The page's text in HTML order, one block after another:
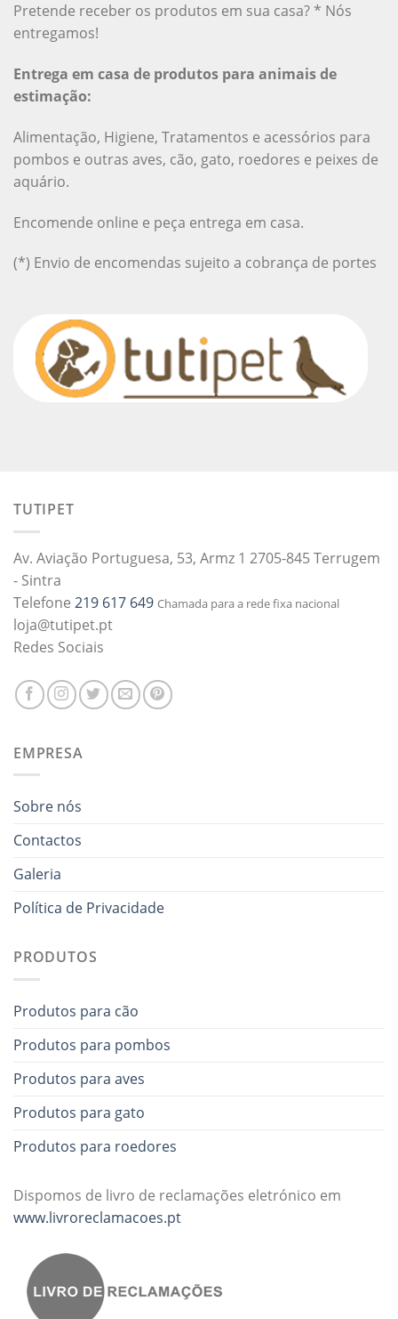
Pretende receber os produtos em sua casa? * Nós
entregamos!
Entrega em casa de produtos para animais de
estimação:
Alimentação, Higiene, Tratamentos e acessórios para
pombos e outras aves, cão, gato, roedores e peixes de
aquário.
Encomende online e peça entrega em casa.
(*) Envio de encomendas sujeito a cobrança de portes
TUTIPET
Av. Aviação Portuguesa, 53, Armz 1 2705-845 Terrugem
- Sintra
Telefone 219 617 649 Chamada para a rede fixa nacional
loja@tutipet.pt
Redes Sociais
EMPRESA
Sobre nós
Contactos
Galeria
Política de Privacidade
PRODUTOS
Produtos para cão
Produtos para pombos
Produtos para aves
Produtos para gato
Produtos para roedores
Dispomos de livro de reclamações eletrónico em
www.livroreclamacoes.pt